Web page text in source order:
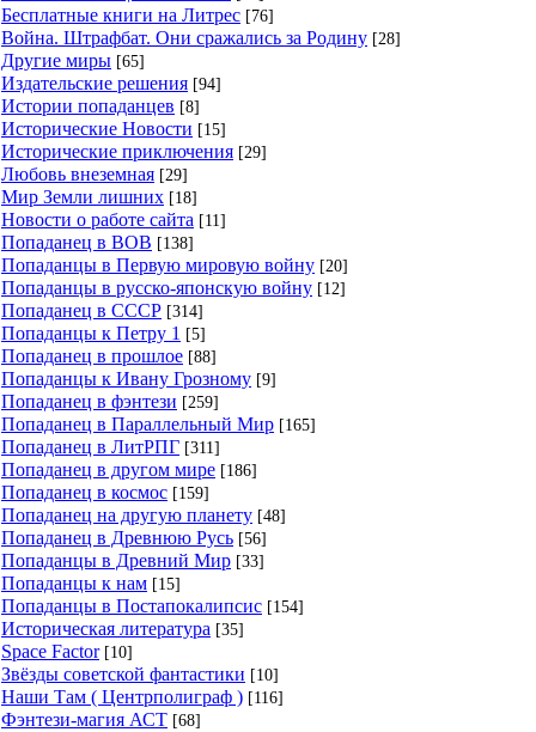
Бесплатные книги на Литрес [76]
Война. Штрафбат. Они сражались за Родину [28]
Другие миры [65]
Издательские решения [94]
Истории попаданцев [8]
Исторические Новости [15]
Исторические приключения [29]
Любовь внеземная [29]
Мир Земли лишних [18]
Новости о работе сайта [11]
Попаданец в ВОВ [138]
Попаданцы в Первую мировую войну [20]
Попаданцы в русско-японскую войну [12]
Попаданец в СССР [314]
Попаданцы к Петру 1 [5]
Попаданец в прошлое [88]
Попаданцы к Ивану Грозному [9]
Попаданец в фэнтези [259]
Попаданец в Параллельный Мир [165]
Попаданец в ЛитРПГ [311]
Попаданец в другом мире [186]
Попаданец в космос [159]
Попаданец на другую планету [48]
Попаданец в Древнюю Русь [56]
Попаданцы в Древний Мир [33]
Попаданцы к нам [15]
Попаданцы в Постапокалипсис [154]
Историческая литература [35]
Space Factor [10]
Звёзды советской фантастики [10]
Наши Там ( Центрполиграф ) [116]
Фэнтези-магия АСТ [68]